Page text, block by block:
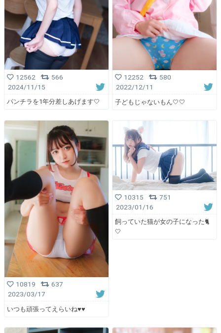
12562
566
2024/11/15
パンチラを1年分差しあげます🤍
12252
580
2022/12/11
子どもじゃないもん🤍🤍
10819
637
2023/03/17
いつも頑張ってえらいね♥️♥️
10315
751
2023/01/16
飼っていた猫が女の子になった🐈
🤍